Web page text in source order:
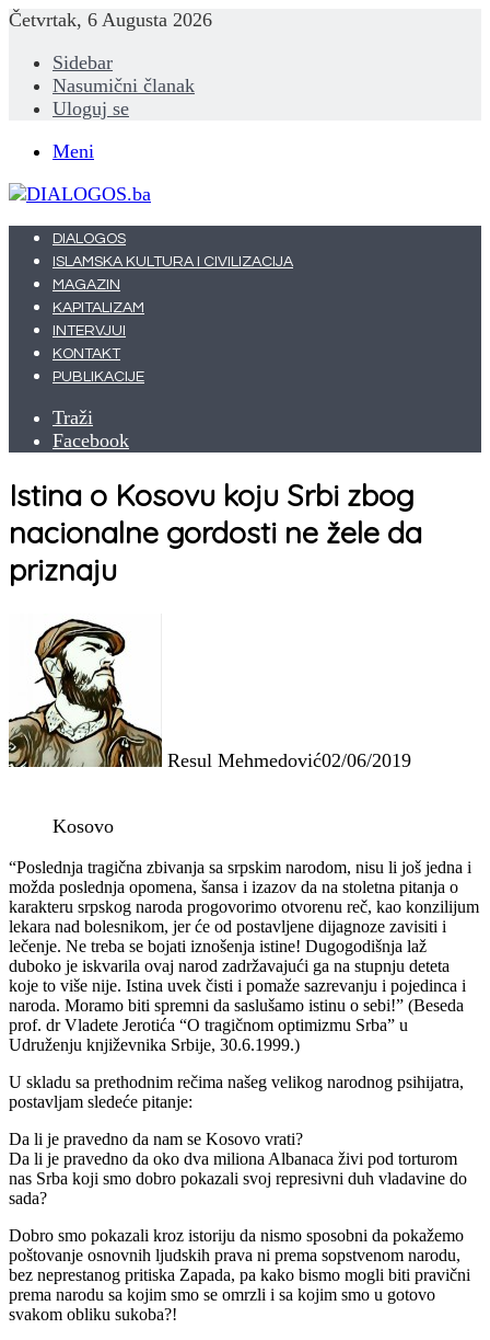
Četvrtak, 6 Augusta 2026
Sidebar
Nasumični članak
Uloguj se
Meni
DIALOGOS
ISLAMSKA KULTURA I CIVILIZACIJA
MAGAZIN
KAPITALIZAM
INTERVJUI
KONTAKT
PUBLIKACIJE
Traži
Facebook
Istina o Kosovu koju Srbi zbog
nacionalne gordosti ne žele da
priznaju
Resul Mehmedović02/06/2019
Kosovo
“Poslednja tragična zbivanja sa srpskim narodom, nisu li još jedna i
možda poslednja opomena, šansa i izazov da na stoletna pitanja o
karakteru srpskog naroda progovorimo otvorenu reč, kao konzilijum
lekara nad bolesnikom, jer će od postavljene dijagnoze zavisiti i
lečenje. Ne treba se bojati iznošenja istine! Dugogodišnja laž
duboko je iskvarila ovaj narod zadržavajući ga na stupnju deteta
koje to više nije. Istina uvek čisti i pomaže sazrevanju i pojedinca i
naroda. Moramo biti spremni da saslušamo istinu o sebi!” (Beseda
prof. dr Vladete Jerotića “O tragičnom optimizmu Srba” u
Udruženju književnika Srbije, 30.6.1999.)
U skladu sa prethodnim rečima našeg velikog narodnog psihijatra,
postavljam sledeće pitanje:
Da li je pravedno da nam se Kosovo vrati?
Da li je pravedno da oko dva miliona Albanaca živi pod torturom
nas Srba koji smo dobro pokazali svoj represivni duh vladavine do
sada?
Dobro smo pokazali kroz istoriju da nismo sposobni da pokažemo
poštovanje osnovnih ljudskih prava ni prema sopstvenom narodu,
bez neprestanog pritiska Zapada, pa kako bismo mogli biti pravični
prema narodu sa kojim smo se omrzli i sa kojim smo u gotovo
svakom obliku sukoba?!